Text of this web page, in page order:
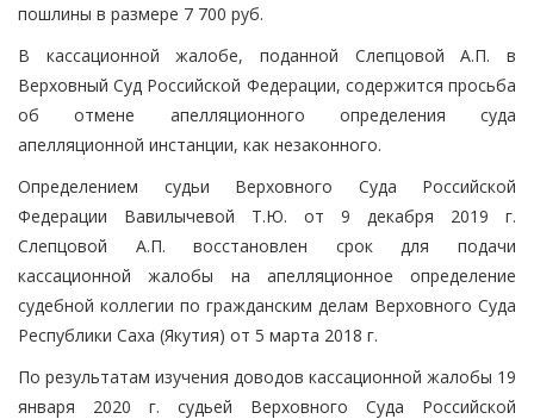
пошлины в размере 7 700 руб.
В кассационной жалобе, поданной Слепцовой А.П. в
Верховный Суд Российской Федерации, содержится просьба
об отмене апелляционного определения суда
апелляционной инстанции, как незаконного.
Определением судьи Верховного Суда Российской
Федерации Вавилычевой Т.Ю. от 9 декабря 2019 г.
Слепцовой А.П. восстановлен срок для подачи
кассационной жалобы на апелляционное определение
судебной коллегии по гражданским делам Верховного Суда
Республики Саха (Якутия) от 5 марта 2018 г.
По результатам изучения доводов кассационной жалобы 19
января 2020 г. судьей Верховного Суда Российской